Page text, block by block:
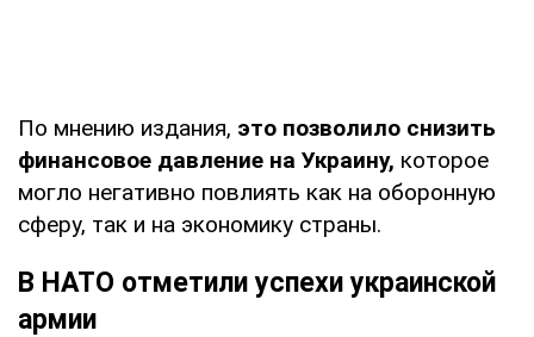
По мнению издания, это позволило снизить
финансовое давление на Украину, которое
могло негативно повлиять как на оборонную
сферу, так и на экономику страны.
В НАТО отметили успехи украинской
армии